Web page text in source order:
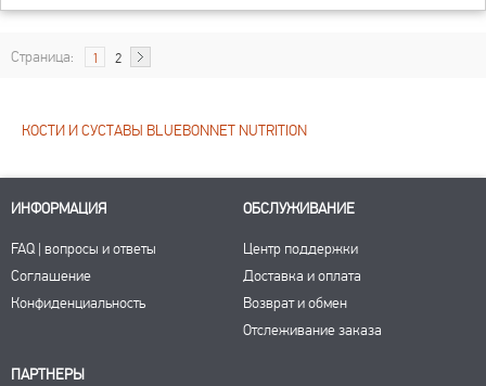
Страница: 1 2
КОСТИ И СУСТАВЫ BLUEBONNET NUTRITION
ИНФОРМАЦИЯ
FAQ | вопросы и ответы
Соглашение
Конфиденциальность
ОБСЛУЖИВАНИЕ
Центр поддержки
Доставка и оплата
Возврат и обмен
Отслеживание заказа
ПАРТНЕРЫ